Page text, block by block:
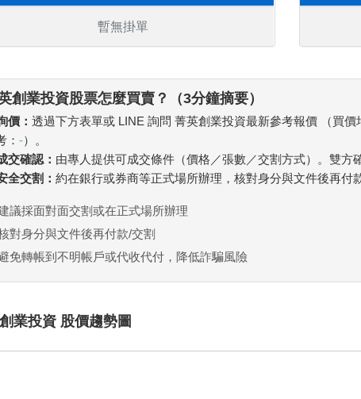
暫無掛單
創業投資股票怎麼買賣？（3分鐘摘要）
價：透過下方表單或 LINE 詢問 菁英創業投資最新參考報價 （買
：-）。
交確認： 由專人提供可成交條件（價格／張數／交割方式）。雙方
全交割：約在銀行或券商等正式場所辦理，核對身分與文件後再付
議採面對面交割或在正式場所辦理
對身分與文件後再付款/交割
免轉帳到不明帳戶或代收代付，降低詐騙風險
業投資 股價趨勢圖